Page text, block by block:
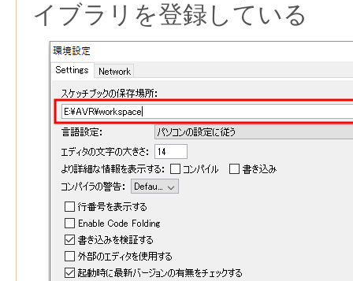
イブラリを登録している